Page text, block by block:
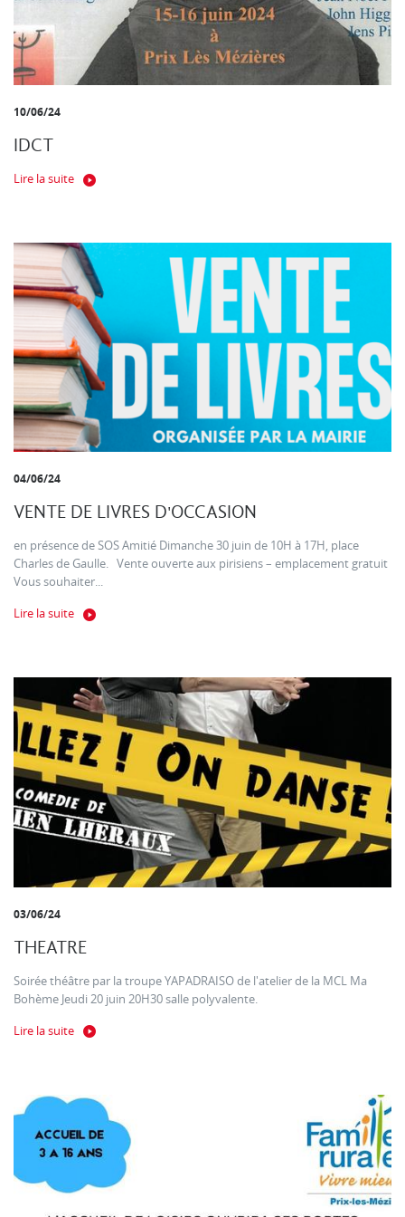
10/06/24
IDCT
Lire la suite
04/06/24
VENTE DE LIVRES D'OCCASION
en présence de SOS Amitié Dimanche 30 juin de 10H à 17H, place
Charles de Gaulle. Vente ouverte aux pirisiens – emplacement gratuit
Vous souhaiter...
Lire la suite
03/06/24
THEATRE
Soirée théâtre par la troupe YAPADRAISO de l'atelier de la MCL Ma
Bohème Jeudi 20 juin 20H30 salle polyvalente.
Lire la suite